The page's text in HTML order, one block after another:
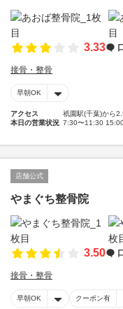
3.33
接骨・整骨
早朝OK
アクセス
祇園駅(千葉)から
本日の営業状況 7:30〜11:30
店舗公式
やまぐち整骨院
3.50
接骨・整骨
早朝OK クーポン有